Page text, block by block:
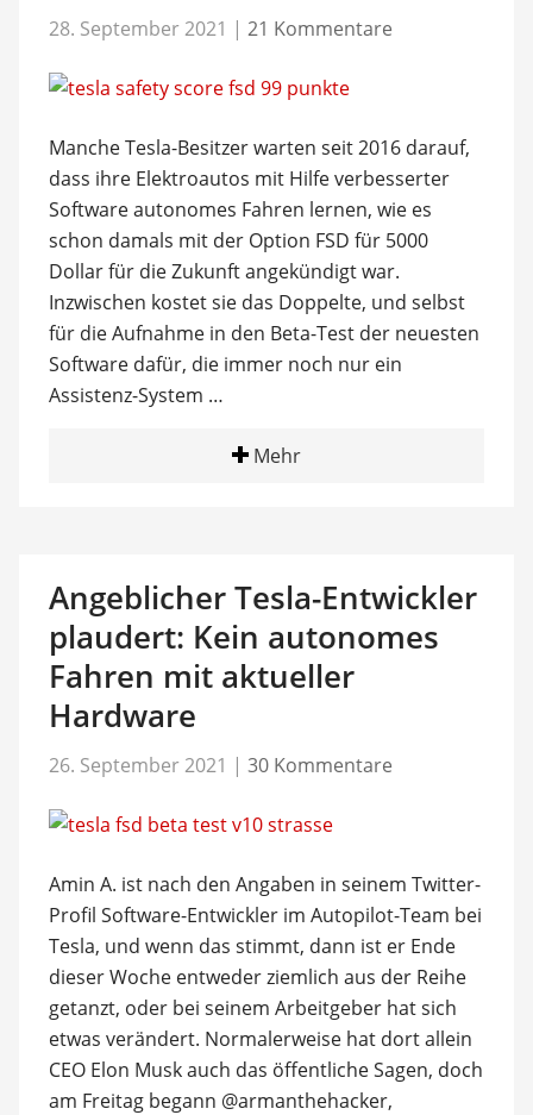
28. September 2021 | 21 Kommentare
Manche Tesla-Besitzer warten seit 2016 darauf,
dass ihre Elektroautos mit Hilfe verbesserter
Software autonomes Fahren lernen, wie es
schon damals mit der Option FSD für 5000
Dollar für die Zukunft angekündigt war.
Inzwischen kostet sie das Doppelte, und selbst
für die Aufnahme in den Beta-Test der neuesten
Software dafür, die immer noch nur ein
Assistenz-System …
Mehr
Angeblicher Tesla-Entwickler
plaudert: Kein autonomes
Fahren mit aktueller
Hardware
26. September 2021 | 30 Kommentare
Amin A. ist nach den Angaben in seinem Twitter-
Profil Software-Entwickler im Autopilot-Team bei
Tesla, und wenn das stimmt, dann ist er Ende
dieser Woche entweder ziemlich aus der Reihe
getanzt, oder bei seinem Arbeitgeber hat sich
etwas verändert. Normalerweise hat dort allein
CEO Elon Musk auch das öffentliche Sagen, doch
am Freitag begann @armanthehacker,